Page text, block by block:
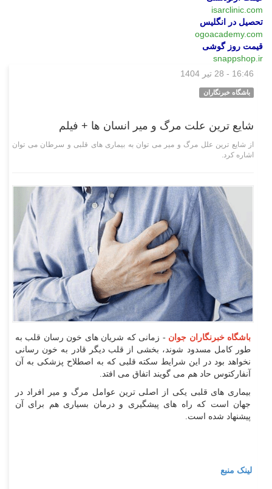
isarclinic.com
تحصیل در انگلیس
ogoacademy.com
قیمت روز گوشی
snappshop.ir
16:46 - 28 تیر 1404
باشگاه خبرنگاران
شایع ترین علت مرگ و میر انسان ها + فیلم
از شایع ترین علل مرگ و میر می توان به بیماری های قلبی و سرطان می توان
اشاره کرد.
باشگاه خبرنگاران جوان - زمانی که شریان های خون رسان قلب به
طور کامل مسدود شوند، بخشی از قلب دیگر قادر به خون رسانی
نخواهد بود در این شرایط سکته قلبی که به اصطلاح پزشکی به آن
آنفارکتوس حاد هم می گویند اتفاق می افتد.
بیماری های قلبی یکی از اصلی ترین عوامل مرگ و میر افراد در
جهان است که راه های پیشگیری و درمان بسیاری هم برای آن
پیشنهاد شده است.
لینک منبع